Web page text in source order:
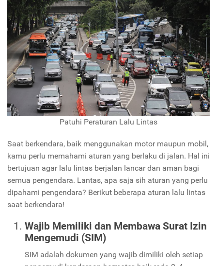
Patuhi Peraturan Lalu Lintas
Saat berkendara, baik menggunakan motor maupun mobil,
kamu perlu memahami aturan yang berlaku di jalan. Hal ini
bertujuan agar lalu lintas berjalan lancar dan aman bagi
semua pengendara. Lantas, apa saja sih aturan yang perlu
dipahami pengendara? Berikut beberapa aturan lalu lintas
saat berkendara!
Wajib Memiliki dan Membawa Surat Izin
Mengemudi (SIM)
SIM adalah dokumen yang wajib dimiliki oleh setiap